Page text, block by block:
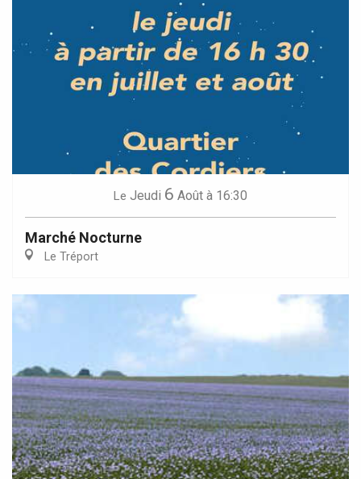
Le Jeudi 6 Août à 16:30
Marché Nocturne
Le Tréport